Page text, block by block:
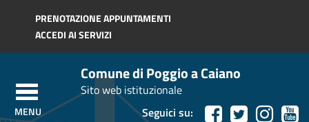
Regione Toscana
PRENOTAZIONE APPUNTAMENTI
ACCEDI AI SERVIZI
Comune di Poggio a Caiano
Sito web istituzionale
Seguici su: